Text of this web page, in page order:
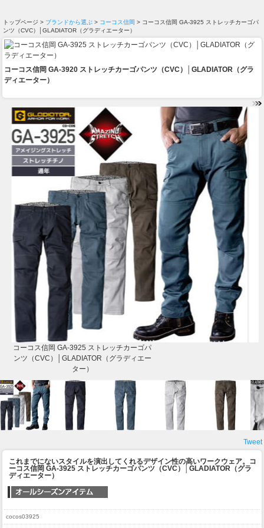
トップページ > ブランドから選ぶ > コーコス信岡 > コーコス信岡 GA-3925 ストレッチカーゴパ
ンツ（CVC）│GLADIATOR（グラディエーター）
コーコス信岡 GA-3920 ストレッチカーゴパンツ（CVC）│GLADIATOR（グラ
ディエーター）
コーコス信岡 GA-3925 ストレッチカーゴパ
ンツ（CVC）│GLADIATOR（グラディエー
ター）
Tweet
これまでにないスタイルを演出してくれるデザイン性の高いワークウェア。
コ
ーコス信岡 GA-3925 ストレッチカーゴパンツ（CVC）│GLADIATOR（グラ
ディエーター）
cocos03925